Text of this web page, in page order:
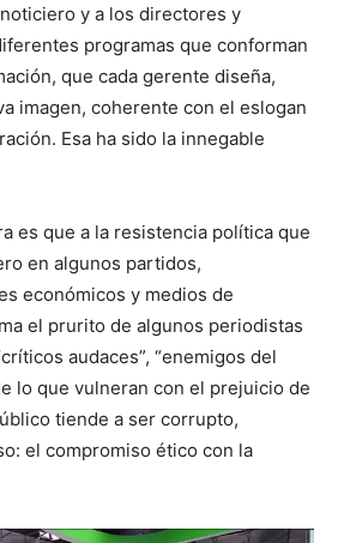
y a los directores y
programas que conforman
que cada gerente diseña,
imagen, coherente con el eslogan
Esa ha sido la innegable
es que a la resistencia política que
en algunos partidos,
económicos y medios de
el prurito de algunos periodistas
audaces”, “enemigos del
lo que vulneran con el prejuicio de
tiende a ser corrupto,
el compromiso ético con la